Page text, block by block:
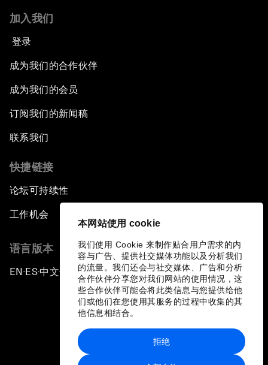
本网站使用 cookie
我们使用 Cookie 来制作贴合用户需求的内
容与广告、提供社交媒体功能以及分析我们
的流量。我们还会与社交媒体、广告和分析
合作伙伴分享您对我们网站的使用情况，这
些合作伙伴可能会将此类信息与您提供给他
们或他们在您使用其服务的过程中收集的其
他信息相结合。
拒绝
加入我们
登录
成为我们的合作伙伴
成为我们的会员
订阅我们的新闻稿
联系我们
快捷链接
论坛可持续性
工作机会
语言版本
EN ▪ES▪中文▪ 日本語